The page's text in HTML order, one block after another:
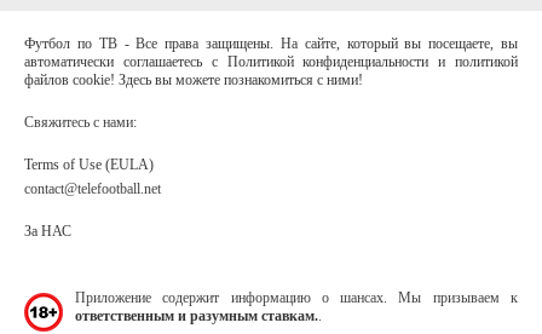
Футбол по ТВ - Все права защищены. На сайте, который вы посещаете, вы
автоматически соглашаетесь с Политикой конфиденциальности и политикой
файлов cookie! Здесь вы можете познакомиться с ними!
Свяжитесь с нами:
Terms of Use (EULA)
contact@telefootball.net
За НАС
Приложение содержит информацию о шансах. Мы призываем к
ответственным и разумным ставкам.